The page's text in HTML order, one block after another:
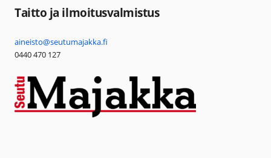
Taitto ja ilmoitusvalmistus
aineisto@seutumajakka.fi
0440 470 127